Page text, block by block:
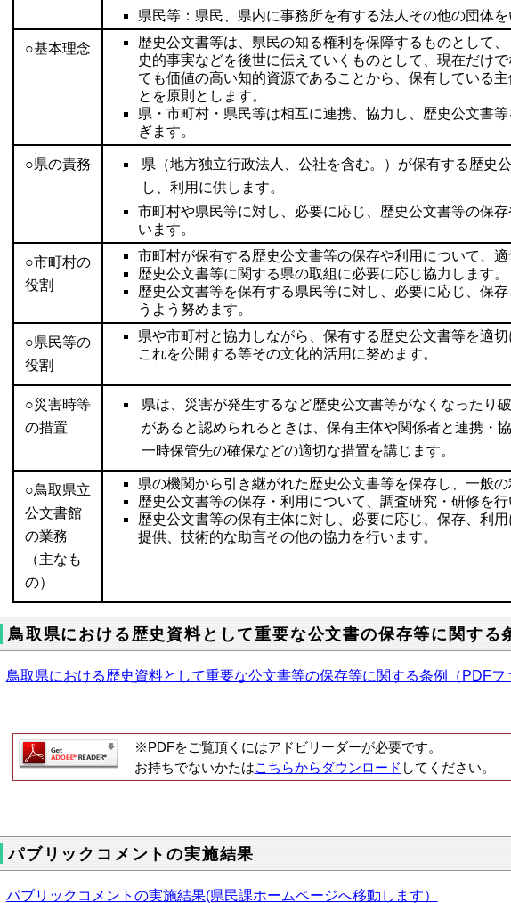
県民等：県民、県内に事務所を有する法人その他の団体を
○基本理念
歴史公文書等は、県民の知る権利を保障するものとして
史的事実などを後世に伝えていくものとして、現在だけ
ても価値の高い知的資源であることから、保有している
とを原則とします。
県・市町村・県民等は相互に連携、協力し、歴史公文書
ぎます。
○県の責務
県（地方独立行政法人、公社を含む。）が保有する歴史
し、利用に供します。
市町村や県民等に対し、必要に応じ、歴史公文書等の保
います。
○市町村の
役割
市町村が保有する歴史公文書等の保存や利用について、適
歴史公文書等に関する県の取組に必要に応じ協力します。
歴史公文書等を保有する県民等に対し、必要に応じ、保
うよう努めます。
○県民等の
役割
県や市町村と協力しながら、保有する歴史公文書等を適
これを公開する等その文化的活用に努めます。
○災害時等
の措置
県は、災害が発生するなど歴史公文書等がなくなったり
があると認められるときは、保有主体や関係者と連携・
一時保管先の確保などの適切な措置を講じます。
○鳥取県立
公文書館
の業務
（主なも
の）
県の機関から引き継がれた歴史公文書等を保存し、一般の
歴史公文書等の保存・利用について、調査研究・研修を行
歴史公文書等の保有主体に対し、必要に応じ、保存、利
提供、技術的な助言その他の協力を行います。
鳥取県における歴史資料として重要な公文書の保存等に関す
鳥取県における歴史資料として重要な公文書等の保存等に関する条例（PDFフ
※PDFをご覧頂くにはアドビリーダーが必要です。
お持ちでないかたはこちらからダウンロード してください。
パブリックコメントの実施結果
パブリックコメントの実施結果(県民課ホームページへ移動します）